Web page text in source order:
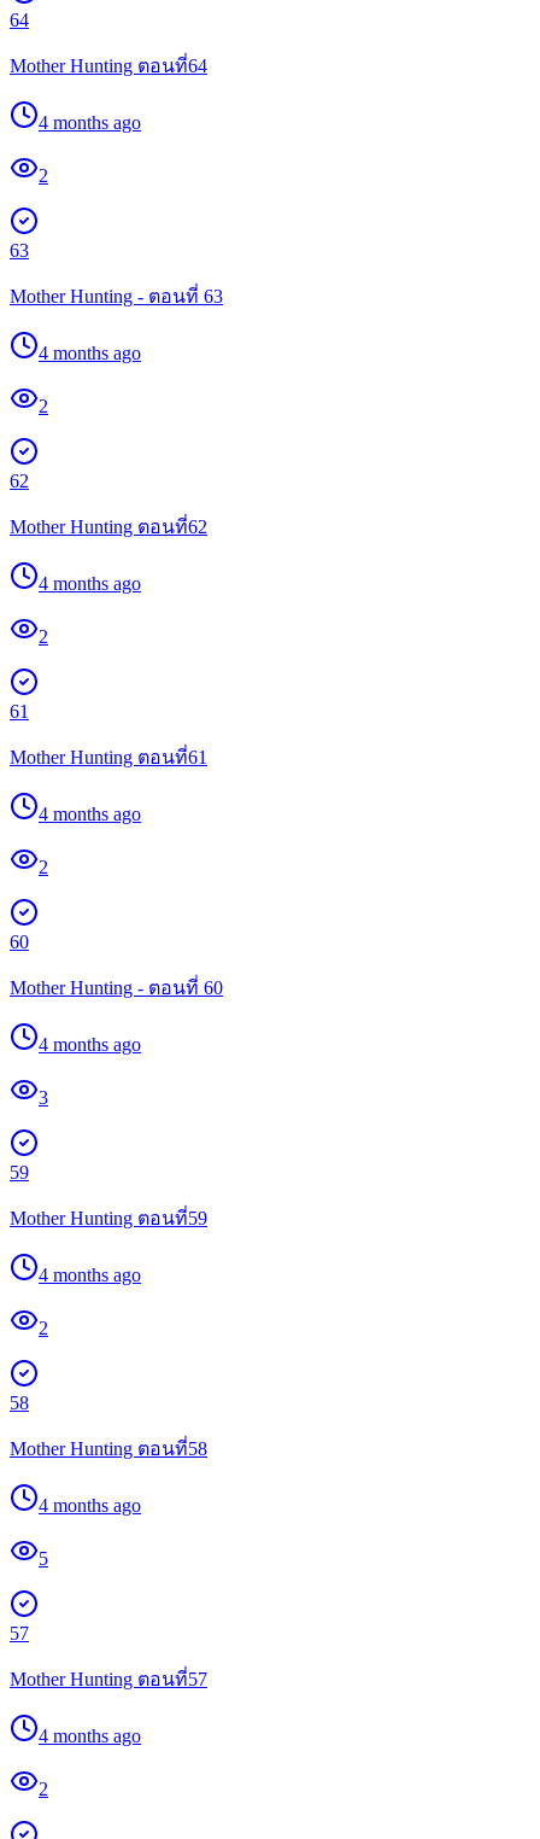
64
Mother Hunting ตอนที่64
4 months ago
2
63
Mother Hunting - ตอนที่ 63
4 months ago
2
62
Mother Hunting ตอนที่62
4 months ago
2
61
Mother Hunting ตอนที่61
4 months ago
2
60
Mother Hunting - ตอนที่ 60
4 months ago
3
59
Mother Hunting ตอนที่59
4 months ago
2
58
Mother Hunting ตอนที่58
4 months ago
5
57
Mother Hunting ตอนที่57
4 months ago
2